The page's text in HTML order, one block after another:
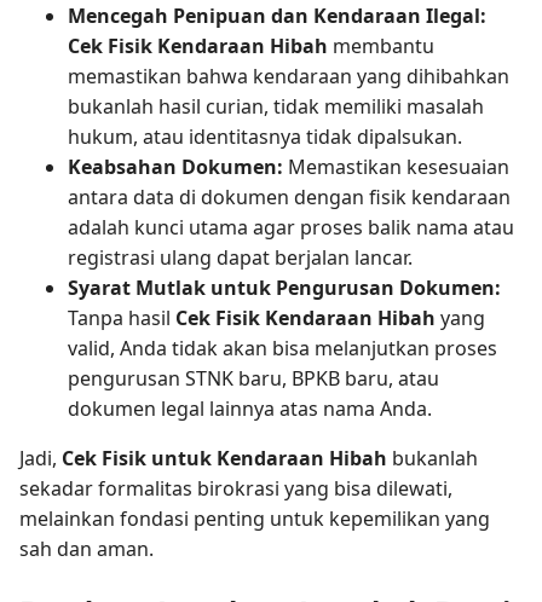
Mencegah Penipuan dan Kendaraan Ilegal:
Cek Fisik Kendaraan Hibah membantu
memastikan bahwa kendaraan yang dihibahkan
bukanlah hasil curian, tidak memiliki masalah
hukum, atau identitasnya tidak dipalsukan.
Keabsahan Dokumen: Memastikan kesesuaian
antara data di dokumen dengan fisik kendaraan
adalah kunci utama agar proses balik nama atau
registrasi ulang dapat berjalan lancar.
Syarat Mutlak untuk Pengurusan Dokumen:
Tanpa hasil Cek Fisik Kendaraan Hibah yang
valid, Anda tidak akan bisa melanjutkan proses
pengurusan STNK baru, BPKB baru, atau
dokumen legal lainnya atas nama Anda.
Jadi, Cek Fisik untuk Kendaraan Hibah bukanlah
sekadar formalitas birokrasi yang bisa dilewati,
melainkan fondasi penting untuk kepemilikan yang
sah dan aman.